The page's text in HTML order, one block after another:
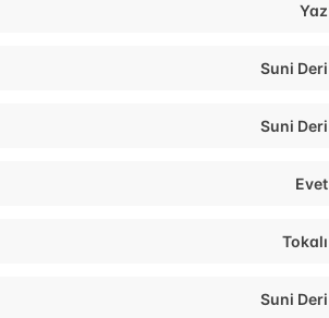
Yaz
Suni Deri
Suni Deri
Evet
Tokalı
Suni Deri